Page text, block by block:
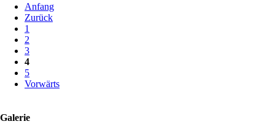
Anfang
Zurück
1
2
3
4
5
Vorwärts
Galerie